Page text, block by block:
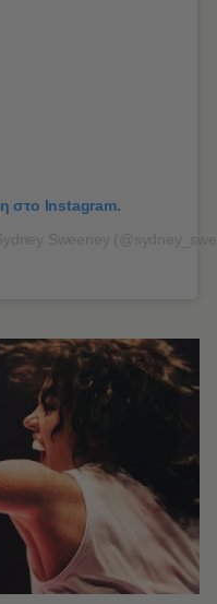
στο Instagram.